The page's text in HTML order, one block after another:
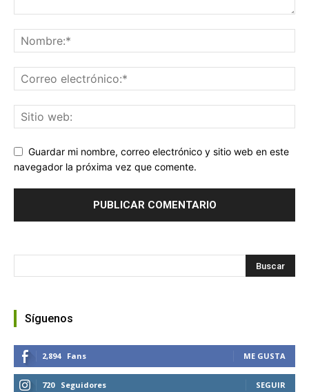
Guardar mi nombre, correo electrónico y sitio web en este
navegador la próxima vez que comente.
Síguenos
2,894 Fans ME GUSTA
720 Seguidores SEGUIR